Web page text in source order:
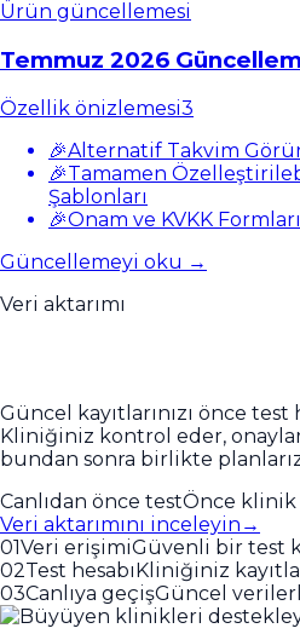
Ürün güncellemesi
Temmuz 2026
Özellik önizlemesi3
🎉Alternatif Takvim
🎉Tamamen
Şablonları
🎉Onam ve KVKK
Güncellemeyi oku →
Veri aktarımı
Güncel kayıtlarınızı önce test
Kliniğiniz kontrol eder,
bundan sonra birlikte
Canlıdan önce testÖnce klinik
Veri aktarımını inceleyin →
01Veri erişimiGüvenli bir test
02Test hesabıKliniğiniz
03Canlıya geçişGüncel